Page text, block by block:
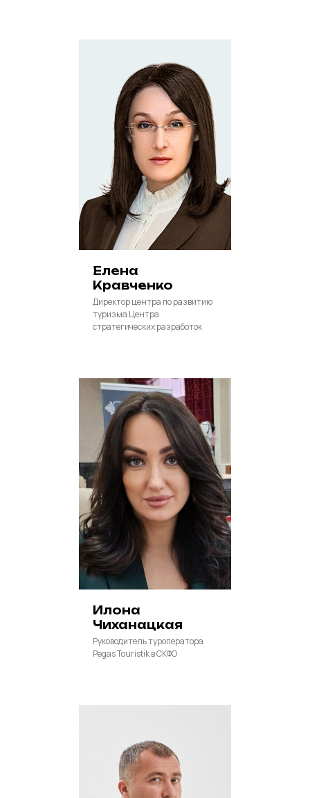
Елена
Кравченко
Директор центра по развитию
туризма Центра
стратегических разработок
Илона
Чиханацкая
Руководитель туроператора
Pegas Touristik в СКФО